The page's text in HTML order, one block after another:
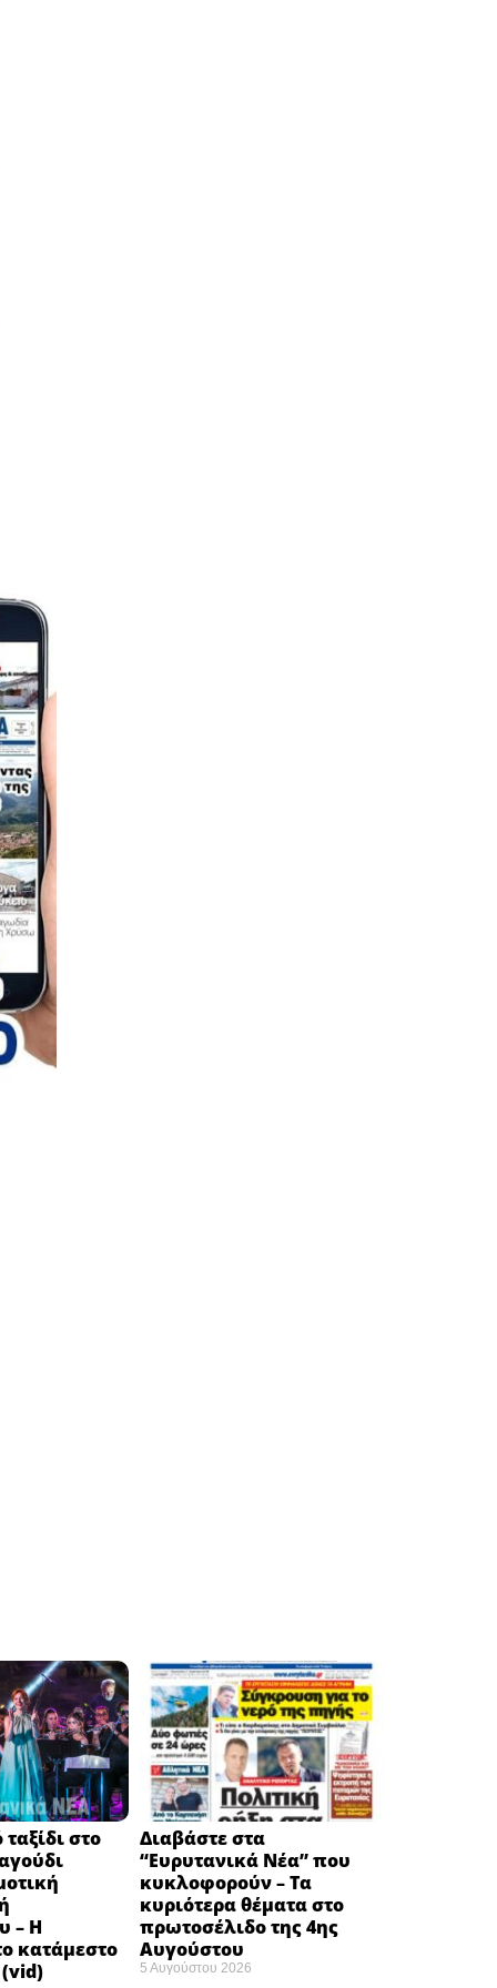
στο
– Η
κατάμεστο
Διαβάστε στα
“Ευρυτανικά Νέα” που
κυκλοφορούν – Τα
κυριότερα θέματα στο
πρωτοσέλιδο της 4ης
Αυγούστου
5 Αυγούστου 2026